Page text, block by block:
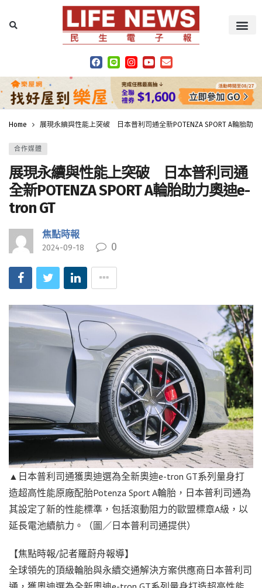
Home 展現永續與性能上突破 日本普利司通全新POTENZA SPORT A輪胎助
合作媒體
展現永續與性能上突破 日本普利司通
全新POTENZA SPORT A輪胎助力奧迪e-
tron GT
焦點時報
2024-09-18 0
▲日本普利司通獲奧迪選為全新奧迪e-tron GT系列量身打
造超高性能原廠配胎Potenza Sport A輪胎，日本普利司通為
其設定了新的性能標準，包括滾動阻力的歐盟標章A級，以
延長電池續航力。（圖／日本普利司通提供）
【焦點時報/記者羅蔚舟報導】
全球領先的頂級輪胎與永續交通解決方案供應商日本普利司